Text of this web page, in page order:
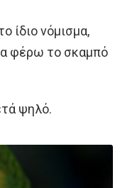
ίδιο νόμισμα,
φέρω το σκαμπό
ψηλό.